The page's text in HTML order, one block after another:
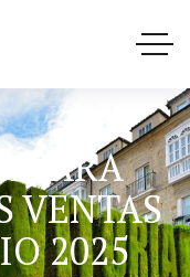
PARA
VENTAS
2025